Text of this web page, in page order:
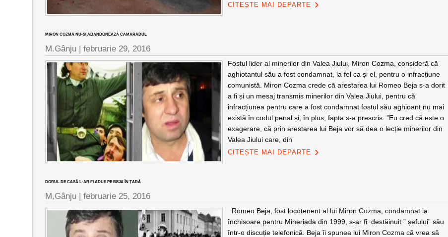
CITEȘTE MAI DEPARTE
MIRON COZMA NU-ȘI ABANDONEAZĂ CAMARADUL
M.Gânju |februarie 29, 2016
Fostul lider al minerilor din Valea Jiului, Miron Cozma, consideră că
aghiotantul său a fost condamnat, la fel ca și el, pentru o infracțiune
comunistă. Miron Cozma crede că arestarea lui Romeo Beja s-a dorit
a fi și un mesaj transmis minerilor din Valea Jiului, pentru că
infracțiunea pentru care a fost condamnat fostul său aghioant nu mai
există în codul penal și, în plus, fapta s-a prescris. ”Eu cred că este o
exagerare, că prin arestarea lui Beja vor să dea o lecție minerilor din
Valea Jiului care, din
CITEȘTE MAI DEPARTE
DORUL DE CASĂ L-AR FI ADUS PE BEJA ÎN ȚARĂ
M,Gânju |februarie 25, 2016
Romeo Beja, fost locotenent al lui Miron Cozma, condamnat la
închisoare pentru Mineriada din 1999, s-ar fi destăinuit ” șefului” său
într-o discuție telefonică. Beja îi spunea lui Miron Cozma că vrea să